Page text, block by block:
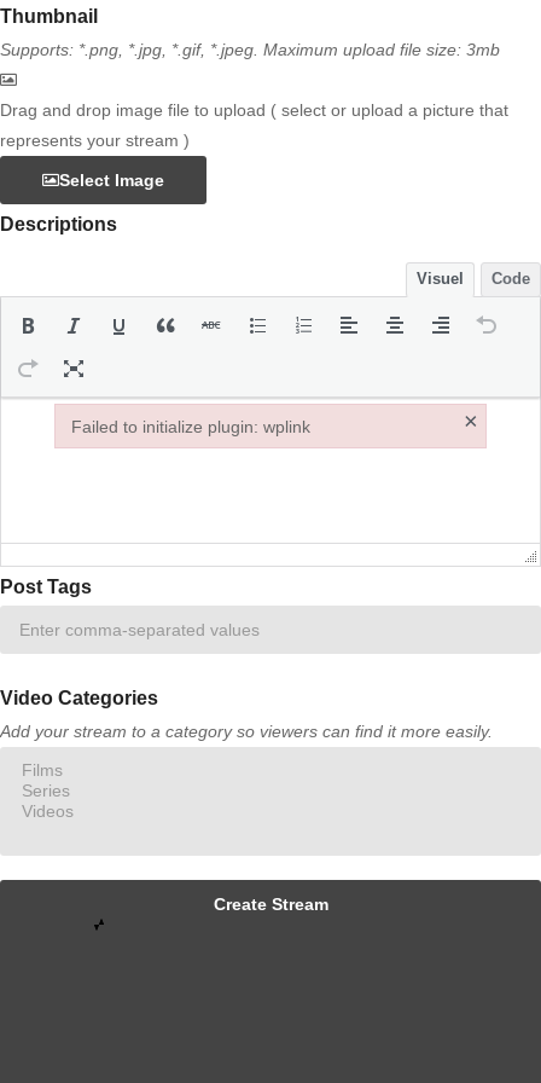
Thumbnail
Supports: *.png, *.jpg, *.gif, *.jpeg. Maximum upload file size: 3mb
Drag and drop image file to upload ( select or upload a picture that
represents your stream )
Select Image
Descriptions
Visuel Code
Post Tags
Video Categories
Add your stream to a category so viewers can find it more easily.
Create Stream
Failed to initialize plugin: wplink ×
Failed to initialize plugin: wplink